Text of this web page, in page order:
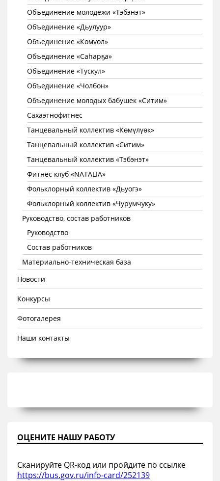
Объединение молодежи «Тэбэнэт»
Объединение «Дьулуур»
Объединение «Көмүөл»
Объединение «Саhарҕа»
Объединение «Тускул»
Объединение «Чолбон»
Объединение молодых бабушек «Ситим»
Сахаэтнофитнес
Танцевальный коллектив «Көмүлүөк»
Танцевальный коллектив «Ситим»
Танцевальный коллектив «Тэбэнэт»
Фитнес клуб «NATALIA»
Фольклорный коллектив «Дьуогэ»
Фольклорный коллектив «Чурумчуку»
Руководство, состав работников
Руководство
Состав работников
Материально-техническая база
Новости
Конкурсы
Фотогалерея
Наши контакты
ОЦЕНИТЕ НАШУ РАБОТУ
Сканируйте QR-код или пройдите по ссылке
https://bus.gov.ru/info-card/252139